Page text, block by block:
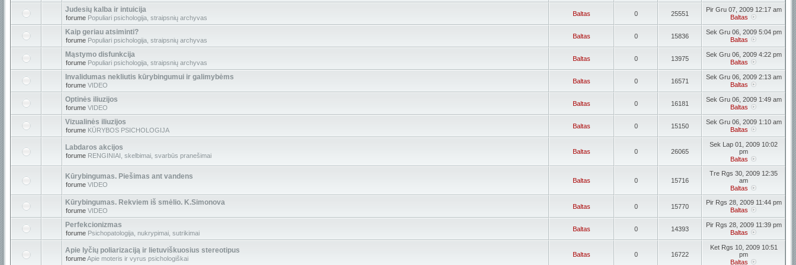
Judesių kalba ir intuicija
forume Populiari psichologija, straipsnių archyvas
Baltas 0 25551
Pir Gru 07, 2009 12:17 am
Baltas
Kaip geriau atsiminti?
forume Populiari psichologija, straipsnių archyvas
Baltas 0 15836
Sek Gru 06, 2009 5:04 pm
Baltas
Mąstymo disfunkcija
forume Populiari psichologija, straipsnių archyvas
Baltas 0 13975
Sek Gru 06, 2009 4:22 pm
Baltas
Invalidumas nekliutis kūrybingumui ir galimybėms
forume VIDEO
Baltas 0 16571
Sek Gru 06, 2009 2:13 am
Baltas
Optinės iliuzijos
forume VIDEO
Baltas 0 16181
Sek Gru 06, 2009 1:49 am
Baltas
Vizualinės iliuzijos
forume KŪRYBOS PSICHOLOGIJA
Baltas 0 15150
Sek Gru 06, 2009 1:10 am
Baltas
Labdaros akcijos
forume RENGINIAI, skelbimai, svarbūs pranešimai
Baltas 0 26065
Sek Lap 01, 2009 10:02
pm
Baltas
Kūrybingumas. Piešimas ant vandens
forume VIDEO
Baltas 0 15716
Tre Rgs 30, 2009 12:35
am
Baltas
Kūrybingumas. Rekviem iš smėlio. K.Simonova
forume VIDEO
Baltas 0 15770
Pir Rgs 28, 2009 11:44 pm
Baltas
Perfekcionizmas
forume Psichopatologija, nukrypimai, sutrikimai
Baltas 0 14393
Pir Rgs 28, 2009 11:39 pm
Baltas
Apie lyčių poliarizaciją ir lietuviškuosius stereotipus
forumeApie moteris ir vyrus psichologiškai
Baltas 0 16722
Ket Rgs 10, 2009 10:51
pm
Baltas